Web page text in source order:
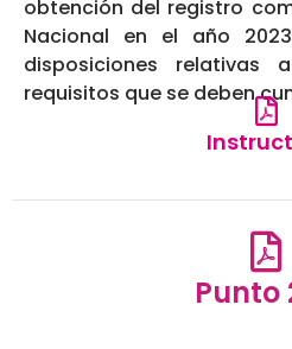
obtención del registro
Nacional en el año
disposiciones
requisitos que se deben
Punto